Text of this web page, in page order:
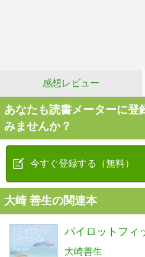
感想レビュー
あなたも読書メーターに登
みませんか？
今すぐ登録する（無料）
大崎 善生の関連本
パイロットフィ
大崎善生